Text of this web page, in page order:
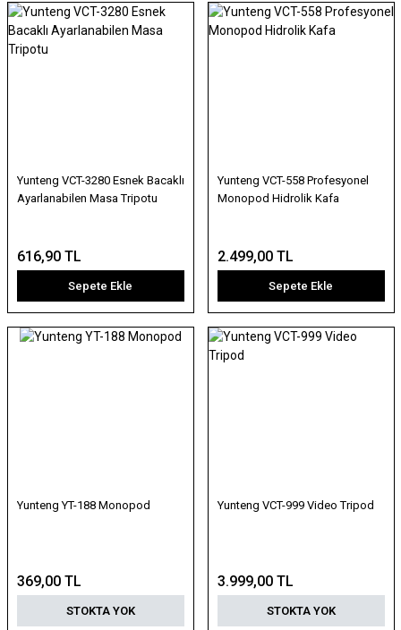
Yunteng VCT-3280 Esnek Bacaklı
Ayarlanabilen Masa Tripotu
616,90 TL
Sepete Ekle
Yunteng VCT-558 Profesyonel
Monopod Hidrolik Kafa
2.499,00 TL
Sepete Ekle
Yunteng YT-188 Monopod
369,00 TL
STOKTA YOK
Yunteng VCT-999 Video Tripod
3.999,00 TL
STOKTA YOK